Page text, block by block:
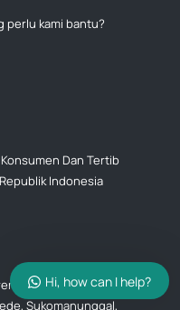
perlu kami bantu?
Dan Tertib
Indonesia
Office 20th Floor,
Sukomanunggal,
Hi, how can I help?